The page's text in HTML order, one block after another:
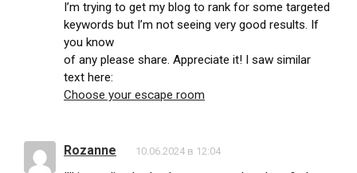
I’m trying to get my blog to rank for some targeted
keywords but I’m not seeing very good results. If
you know
of any please share. Appreciate it! I saw similar
text here:
Choose your escape room
Rozanne 10.06.2024 в 12:04